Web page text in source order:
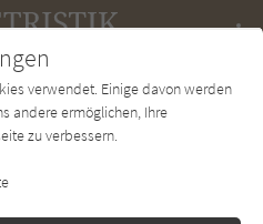
Charts Newsletter
verwendet. Einige davon werden
andere ermöglichen, Ihre
zu verbessern.